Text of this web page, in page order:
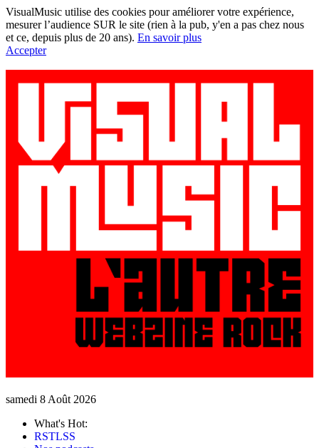
VisualMusic utilise des cookies pour améliorer votre expérience,
mesurer l’audience SUR le site (rien à la pub, y'en a pas chez nous
et ce, depuis plus de 20 ans). En savoir plus
Accepter
samedi 8 Août 2026
What's Hot:
RSTLSS